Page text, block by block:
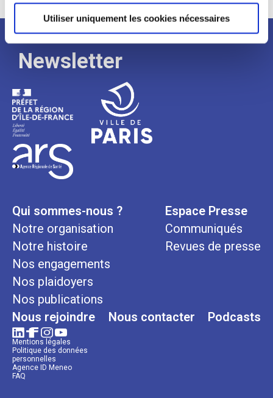
Utiliser uniquement les cookies nécessaires
Newsletter
Qui sommes-nous ?
Notre organisation
Notre histoire
Nos engagements
Nos plaidoyers
Nos publications
Espace Presse
Communiqués
Revues de presse
Nous rejoindre Nous contacter Podcasts
Mentions légales
Politique des données
personnelles
Agence ID Meneo
FAQ